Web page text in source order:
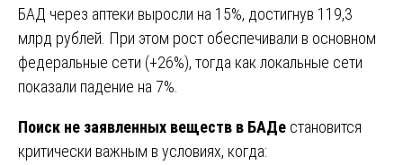
БАД через аптеки выросли на 15%, достигнув 119,3
млрд рублей. При этом рост обеспечивали в основном
федеральные сети (+26%), тогда как локальные сети
показали падение на 7%.
Поиск не заявленных веществ в БАДе становится
критически важным в условиях, когда: